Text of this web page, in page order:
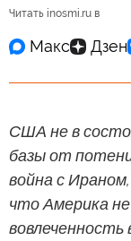
Читать inosmi.ru в
США не в
базы от
война с
что Америка
вовлеченность